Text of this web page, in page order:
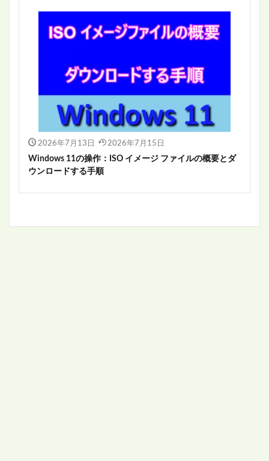
2026年7月13日 2026年7月15日
Windows 11の操作：ISO イメージ ファイルの概要とダ
ウンロードする手順